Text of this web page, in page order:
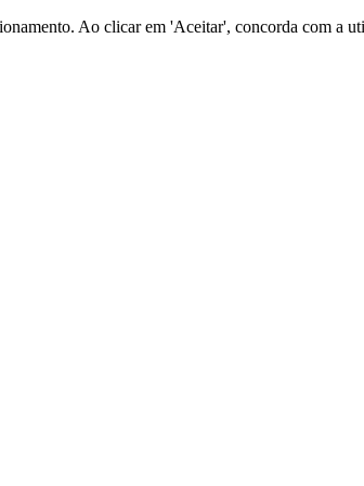
Ao clicar em 'Aceitar', concorda com a